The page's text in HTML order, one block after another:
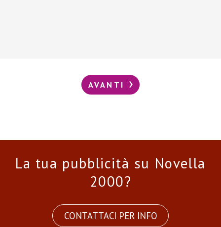
AVANTI
La tua pubblicità su Novella
2000?
CONTATTACI PER INFO